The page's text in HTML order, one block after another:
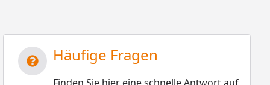
Häufige Fragen